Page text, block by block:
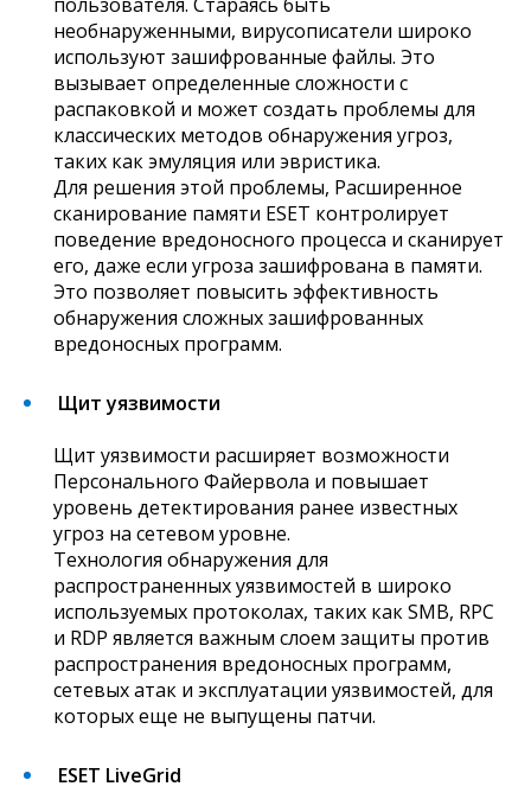
необнаруженными, вирусописатели широко
используют зашифрованные файлы. Это
вызывает определенные сложности с
распаковкой и может создать проблемы для
классических методов обнаружения угроз,
таких как эмуляция или эвристика.
Для решения этой проблемы, Расширенное
сканирование памяти ESET контролирует
поведение вредоносного процесса и сканирует
его, даже если угроза зашифрована в памяти.
Это позволяет повысить эффективность
обнаружения сложных зашифрованных
вредоносных программ.
Щит уязвимости
Щит уязвимости расширяет возможности
Персонального Файервола и повышает
уровень детектирования ранее известных
угроз на сетевом уровне.
Технология обнаружения для
распространенных уязвимостей в широко
используемых протоколах, таких как SMB, RPC
и RDP является важным слоем защиты против
распространения вредоносных программ,
сетевых атак и эксплуатации уязвимостей, для
которых еще не выпущены патчи.
ESET LiveGrid